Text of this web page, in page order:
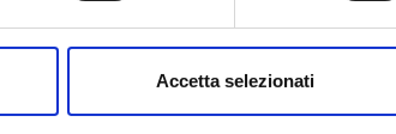
in qualsiasi momento dalla Dichiarazione
Accetta selezionati